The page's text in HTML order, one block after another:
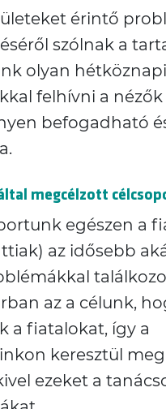
érintő
szólnak a
olyan
felhívni a
befogadható
megcélzott
egészen a
az idősebb
az a célunk,
a fiatalokat, így a
keresztül
ezeket a